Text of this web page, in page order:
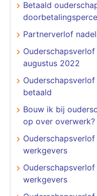
Betaald
Partnerverlof
augustus 2022
betaald
Bouw ik bij
op over overwerk?
werkgevers
werkgevers